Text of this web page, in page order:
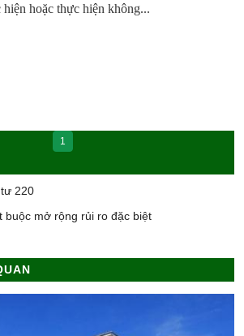
hoặc thực hiện không...
1
220
buộc mở rộng rủi ro đặc biệt